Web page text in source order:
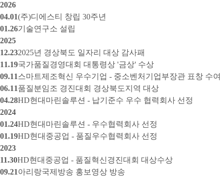
2026
04.01(주)디에스티 창립 30주년
01.26기술연구소 설립
2025
12.232025년 경상북도 일자리 대상 감사패
11.19국가품질경영대회 대통령상 '금상' 수상
09.11스마트제조혁신 우수기업 - 중소벤처기업부장관 표창 수여
06.11품질분임조 경진대회 경상북도지역 대상
04.28HD현대마린솔루션 - 납기준수 우수 협력회사 선정
2024
01.24HD현대마린솔루션 - 우수협력회사 선정
01.19HD현대중공업 - 품질우수협력회사 선정
2023
11.30HD현대중공업 - 품질혁신경진대회 대상수상
09.21아리랑국제방송 홍보영상 방송